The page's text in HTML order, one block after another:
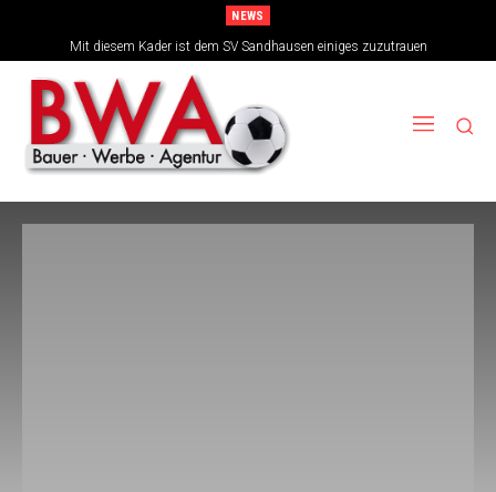
NEWS
Mit diesem Kader ist dem SV Sandhausen einiges zuzutrauen